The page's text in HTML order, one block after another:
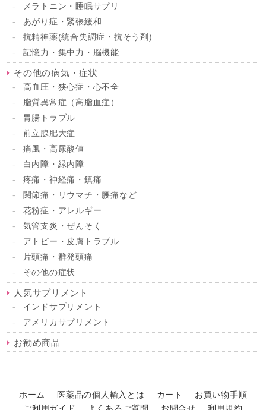
メラトニン・睡眠サプリ
あがり症・緊張緩和
抗精神薬(統合失調症・抗そう剤)
記憶力・集中力・脳機能
その他の病気・症状
高血圧・狭心症・心不全
脂質異常症（高脂血症）
胃腸トラブル
前立腺肥大症
痛風・高尿酸値
白内障・緑内障
疼痛・神経痛・鎮痛
関節痛・リウマチ・腰痛など
花粉症・アレルギー
気管支炎・ぜんそく
アトピー・皮膚トラブル
片頭痛・群発頭痛
その他の症状
人気サプリメント
インドサプリメント
アメリカサプリメント
お勧め商品
ホーム 医薬品の個人輸入とは カート
お買い物手順